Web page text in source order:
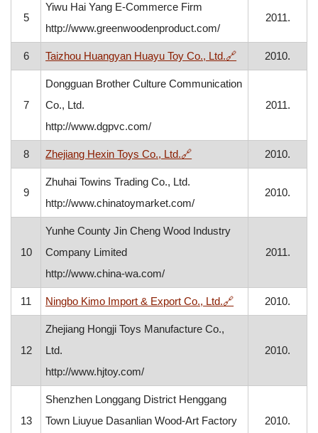
5
Yiwu Hai Yang E-Commerce Firm
http://www.greenwoodenproduct.com/
2011.
6 Taizhou Huangyan Huayu Toy Co., Ltd.🔗, otvara se u
2010.
7
Dongguan Brother Culture Communication
Co., Ltd.
http://www.dgpvc.com/
2011.
8 Zhejiang Hexin Toys Co., Ltd.🔗, otvara se u novom
2010.
9
Zhuhai Towins Trading Co., Ltd.
http://www.chinatoymarket.com/
2010.
10
Yunhe County Jin Cheng Wood Industry
Company Limited
http://www.china-wa.com/
2011.
11 Ningbo Kimo Import & Export Co., Ltd.🔗, otvara se u
2010.
12
Zhejiang Hongji Toys Manufacture Co.,
Ltd.
http://www.hjtoy.com/
2010.
13
Shenzhen Longgang District Henggang
Town Liuyue Dasanlian Wood-Art Factory
2010.